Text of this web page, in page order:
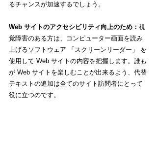
るチャンスが加速するでしょう。
Web サイトのアクセシビリティ向上のため： 視
覚障害のある方は、コンピューター画面を読み
上げるソフトウェア 「スクリーンリーダー」 を
使用して Web サイトの内容を把握します。誰も
が Web サイトを楽しむことが出来るよう、代替
テキストの追加は全てのサイト訪問者にとって
役に立つのです。